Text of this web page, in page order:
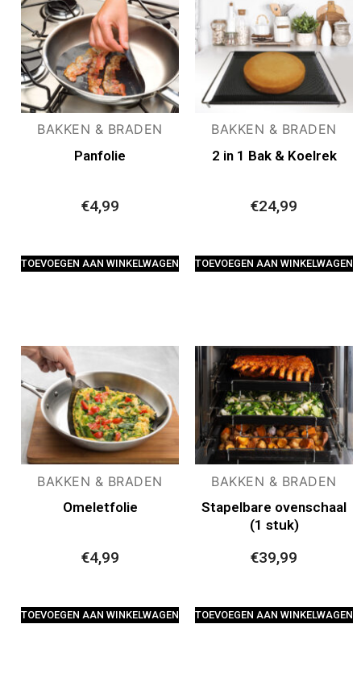
BAKKEN & BRADEN
Panfolie
€4,99
TOEVOEGEN AAN WINKELWAGEN
BAKKEN & BRADEN
2 in 1 Bak & Koelrek
€24,99
TOEVOEGEN AAN WINKELWAGEN
BAKKEN & BRADEN
Omeletfolie
€4,99
TOEVOEGEN AAN WINKELWAGEN
BAKKEN & BRADEN
Stapelbare ovenschaal
(1 stuk)
€39,99
TOEVOEGEN AAN WINKELWAGEN